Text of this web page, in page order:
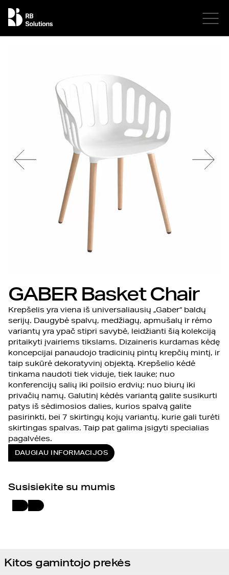
GABER Basket Chair
Krepšelis yra viena iš universaliausių „Gaber“ baldų
serijų. Daugybė spalvų, medžiagų, apmušalų ir rėmo
variantų yra ypač stipri savybė, leidžianti šią kolekciją
pritaikyti įvairiems tikslams. Dizaineris kurdamas kėdę
koncepcijai panaudojo tradicinių pintų krepčių mintį, ir
taip sukūrė dekoratyvinį objektą. Krepšelio kėdė
tinkama naudoti tiek viduje, tiek lauke; nuo
konferencijų salių iki poilsio erdvių; nuo biurų iki
privačių namų. Galutinį kėdės variantą galite susikurti
patys iš sėdimosios dalies, kurios spalvą galite
pasirinkti, bei 7 skirtingų kojų variantų, kurie gali turėti
skirtingas spalvas. Taip pat galima įsigyti specialias
pagalvėles.
DAUGIAU INFORMACIJOS
Susisiekite su mumis
Kitos gamintojo prekės